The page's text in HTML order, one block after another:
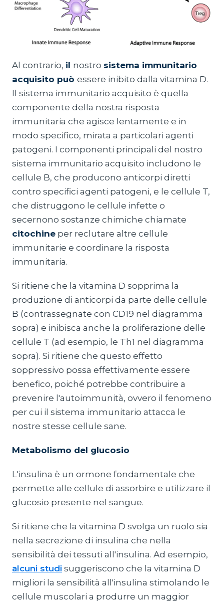
Al contrario, il nostro sistema immunitario
acquisito può essere inibito dalla vitamina D.
Il sistema immunitario acquisito è quella
componente della nostra risposta
immunitaria che agisce lentamente e in
modo specifico, mirata a particolari agenti
patogeni. I componenti principali del nostro
sistema immunitario acquisito includono le
cellule B, che producono anticorpi diretti
contro specifici agenti patogeni, e le cellule T,
che distruggono le cellule infette o
secernono sostanze chimiche chiamate
citochine per reclutare altre cellule
immunitarie e coordinare la risposta
immunitaria.
Si ritiene che la vitamina D sopprima la
produzione di anticorpi da parte delle cellule
B (contrassegnate con CD19 nel diagramma
sopra) e inibisca anche la proliferazione delle
cellule T (ad esempio, le Th1 nel diagramma
sopra). Si ritiene che questo effetto
soppressivo possa effettivamente essere
benefico, poiché potrebbe contribuire a
prevenire l'autoimmunità, ovvero il fenomeno
per cui il sistema immunitario attacca le
nostre stesse cellule sane.
Metabolismo del glucosio
L'insulina è un ormone fondamentale che
permette alle cellule di assorbire e utilizzare il
glucosio presente nel sangue.
Si ritiene che la vitamina D svolga un ruolo sia
nella secrezione di insulina che nella
sensibilità dei tessuti all'insulina. Ad esempio,
alcuni studi suggeriscono che la vitamina D
migliori la sensibilità all'insulina stimolando le
cellule muscolari a produrre un maggior